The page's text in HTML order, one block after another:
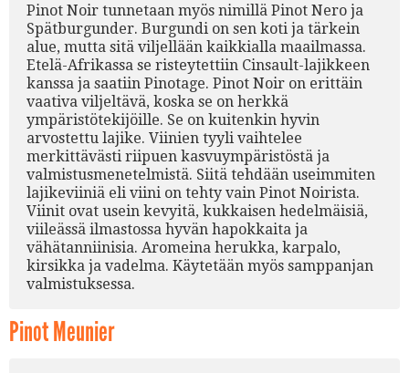
Pinot Noir tunnetaan myös nimillä Pinot Nero ja
Spätburgunder. Burgundi on sen koti ja tärkein
alue, mutta sitä viljellään kaikkialla maailmassa.
Etelä-Afrikassa se risteytettiin Cinsault-lajikkeen
kanssa ja saatiin Pinotage. Pinot Noir on erittäin
vaativa viljeltävä, koska se on herkkä
ympäristötekijöille. Se on kuitenkin hyvin
arvostettu lajike. Viinien tyyli vaihtelee
merkittävästi riipuen kasvuympäristöstä ja
valmistusmenetelmistä. Siitä tehdään useimmiten
lajikeviiniä eli viini on tehty vain Pinot Noirista.
Viinit ovat usein kevyitä, kukkaisen hedelmäisiä,
viileässä ilmastossa hyvän hapokkaita ja
vähätanniinisia. Aromeina herukka, karpalo,
kirsikka ja vadelma. Käytetään myös samppanjan
valmistuksessa.
Pinot Meunier